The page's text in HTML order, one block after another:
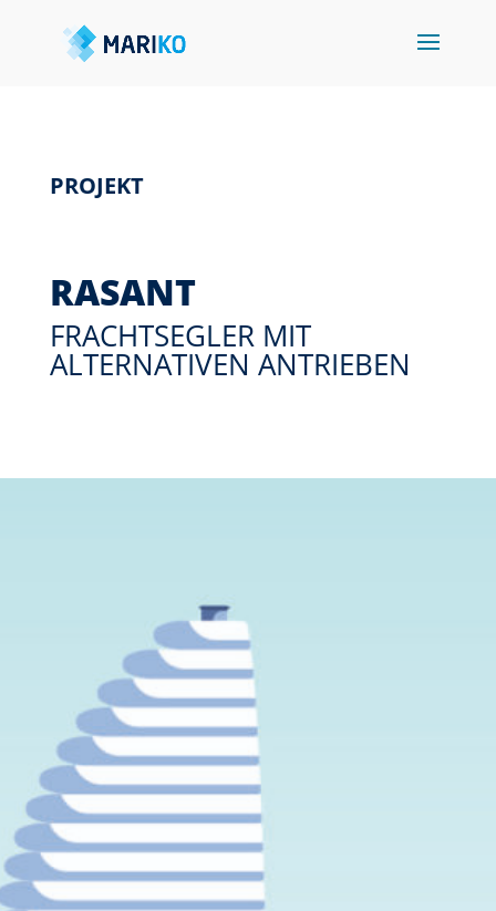
PROJEKT
RASANT
FRACHTSEGLER MIT
ALTERNATIVEN ANTRIEBEN